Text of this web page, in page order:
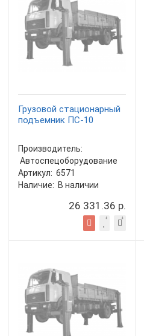
Грузовой стационарный
подъемник ПС-10
Производитель:
Автоспецоборудование
Артикул: 6571
Наличие: В наличии
26 331.36 р.